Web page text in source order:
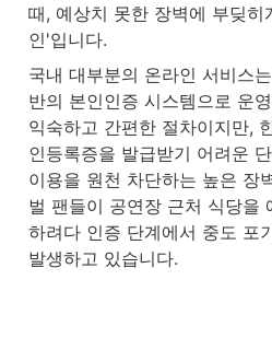
때, 예상치 못한 장벽에 부딪
인'입니다.
국내 대부분의 온라인 서비스
반의 본인인증 시스템으로 운
익숙하고 간편한 절차이지만,
인등록증을 발급받기 어려운
이용을 원천 차단하는 높은 장
벌 팬들이 공연장 근처 식당을
하려다 인증 단계에서 중도 포
발생하고 있습니다.